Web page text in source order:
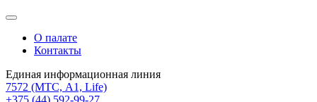
О палате
Контакты
Единая информационная линия
7572 (МТС, A1, Life)
+375 (44) 592-99-27